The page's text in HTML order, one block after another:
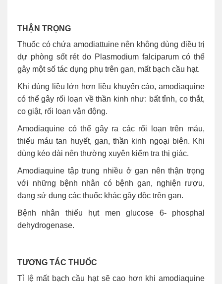
THẬN TRỌNG
Thuốc có chứa amodiattuine nên không dùng điều trị
dự phòng sốt rét do Plasmodium falciparum có thể
gây một số tác dụng phụ trên gan, mất bạch cầu hạt.
Khi dùng liều lớn hơn liều khuyến cáo, amodiaquine
có thể gây rối loạn về thần kinh như: bất tỉnh, co thắt,
co giật, rối loạn vận động.
Amodiaquine có thể gây ra các rối loạn trên máu,
thiếu máu tan huyết, gan, thần kinh ngoại biên. Khi
dùng kéo dài nên thường xuyên kiểm tra thị giác.
Amodiaquine tập trung nhiều ở gan nên thận trọng
với những bệnh nhân có bệnh gan, nghiện rượu,
đang sử dụng các thuốc khác gây độc trên gan.
Bệnh nhân thiếu hụt men glucose 6- phosphal
dehydrogenase.
TƯƠNG TÁC THUỐC
Tỉ lệ mất bạch cầu hạt sẽ cao hơn khi amodiaquine